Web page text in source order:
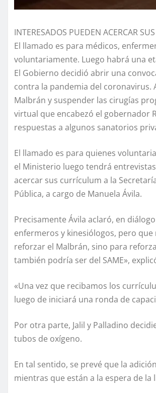
INTERESADOS PUEDEN ACERCAR
El llamado es para médicos,
voluntariamente. Luego habrá una
El Gobierno decidió abrir una
contra la pandemia del coronavirus.
Malbrán y suspender las cirugías
virtual que encabezó el gobernador
respuestas a algunos sanatorios
El llamado es para quienes
el Ministerio luego tendrá
acercar sus currículum a la
Pública, a cargo de Manuela Ávila.
Precisamente Ávila aclaró, en
enfermeros y kinesiólogos, pero
reforzar el Malbrán, sino para
también podría ser del SAME»,
«Una vez que recibamos los
luego de iniciará una ronda de
Por otra parte, Jalil y Palladino
tubos de oxígeno.
En tal sentido, se prevé que la
mientras que están a la espera de